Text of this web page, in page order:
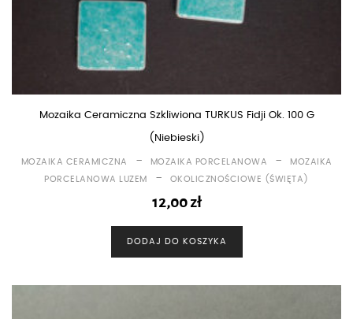
Mozaika Ceramiczna Szkliwiona TURKUS Fidji Ok. 100 G
(niebieski)
MOZAIKA CERAMICZNA - MOZAIKA PORCELANOWA -
MOZAIKA
PORCELANOWA LUZEM
- OKOLICZNOŚCIOWE (ŚWIĘTA)
12,00zł
DODAJ DO KOSZYKA